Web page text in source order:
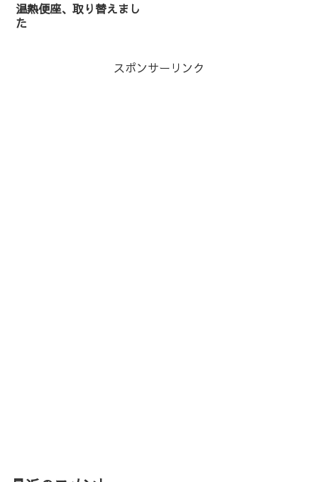
温熱便座、取り替えまし
た
スポンサーリンク